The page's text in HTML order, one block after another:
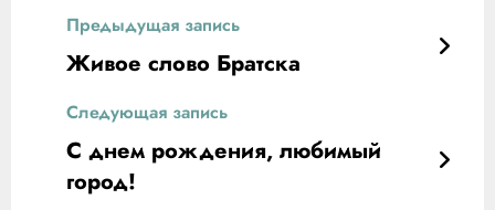
Предыдущая запись
Живое слово Братска
Следующая запись
С днем рождения, любимый
город!